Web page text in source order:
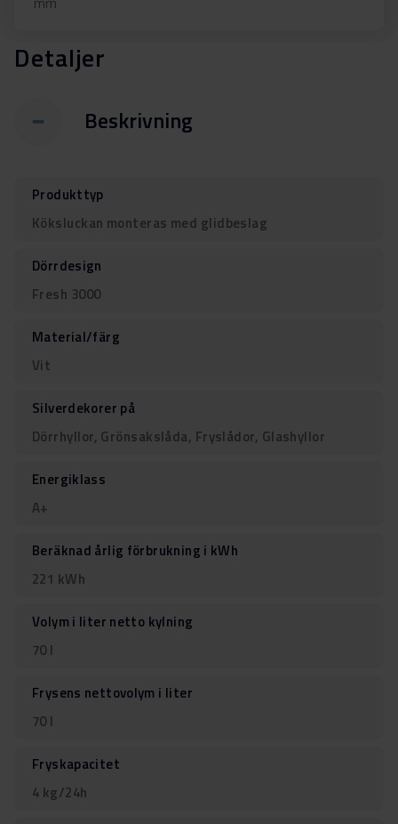
Detaljer
Beskrivning
Produkttyp
Köksluckan monteras med glidbeslag
Dörrdesign
Fresh 3000
Material/färg
Vit
Silverdekorer på
Dörrhyllor, Grönsakslåda, Fryslådor, Glashyllor
Energiklass
A+
Beräknad årlig förbrukning i kWh
221 kWh
Volym i liter netto kylning
70 l
Frysens nettovolym i liter
70 l
Fryskapacitet
4 kg/24h